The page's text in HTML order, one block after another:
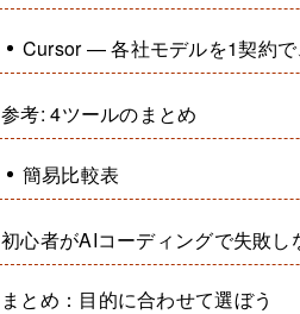
Cursor — 各社モデルを1契約
参考: 4ツールのまとめ
簡易比較表
初心者がAIコーディングで失敗し
まとめ：目的に合わせて選ぼう